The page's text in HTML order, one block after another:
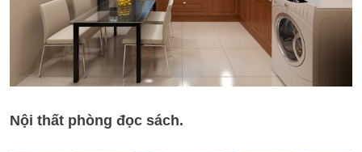
Nội thất phòng đọc sách.